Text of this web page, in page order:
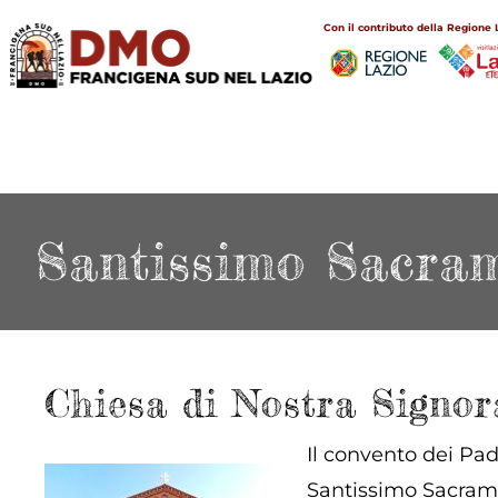
Salta
al
contenuto
Con il contributo della Regione
Main
navigation
Santissimo
Chiesa di Nostra
Il convento dei
Santissimo